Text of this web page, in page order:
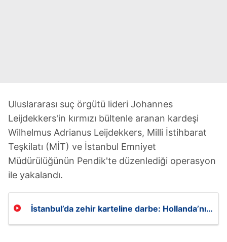
Uluslararası suç örgütü lideri Johannes
Leijdekkers'in kırmızı bültenle aranan kardeşi
Wilhelmus Adrianus Leijdekkers, Milli İstihbarat
Teşkilatı (MİT) ve İstanbul Emniyet
Müdürülüğünün Pendik'te düzenlediği operasyon
ile yakalandı.
İstanbul’da zehir karteline darbe: Hollanda’nın